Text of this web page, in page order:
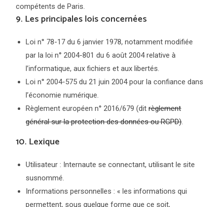
compétents de Paris.
9. Les principales lois concernées
Loi n° 78-17 du 6 janvier 1978, notamment modifiée
par la loi n° 2004-801 du 6 août 2004 relative à
l’informatique, aux fichiers et aux libertés.
Loi n° 2004-575 du 21 juin 2004 pour la confiance dans
l’économie numérique.
Règlement européen n° 2016/679 (ditrèglement
général sur la protection des données ou RGPD).
10. Lexique
Utilisateur : Internaute se connectant, utilisant le site
susnommé.
Informations personnelles : « les informations qui
permettent, sous quelque forme que ce soit,